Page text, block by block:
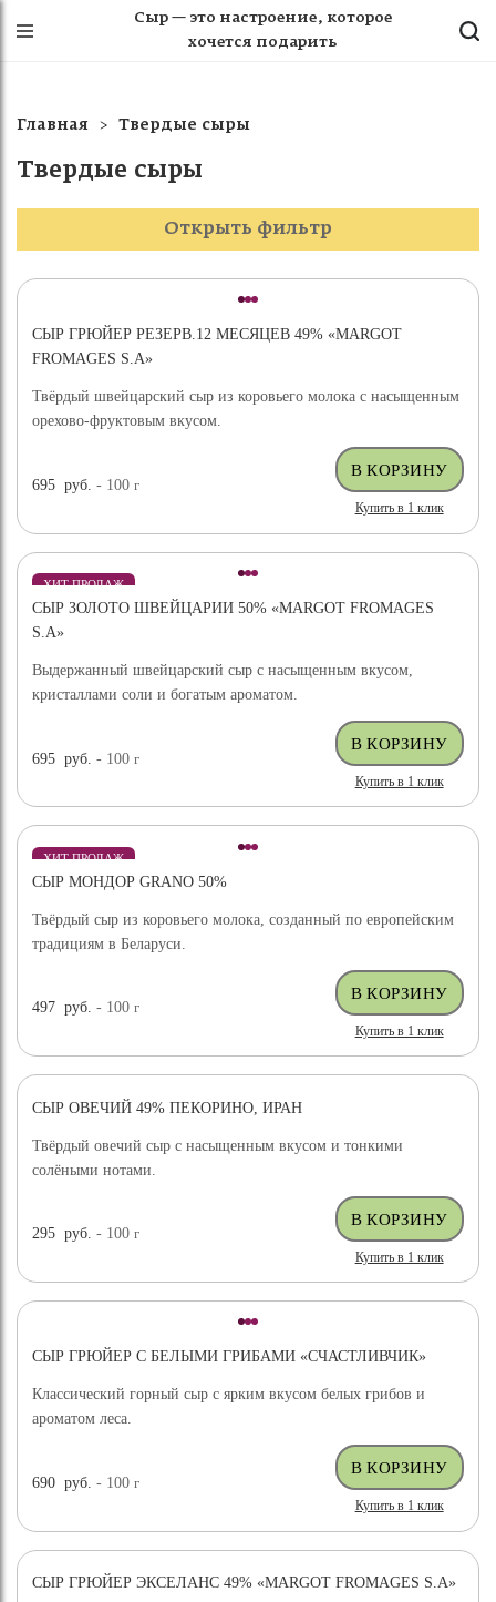
Сыр — это настроение, которое
хочется подарить
Главная Твердые сыры
Твердые сыры
Открыть фильтр
СЫР ГРЮЙЕР РЕЗЕРВ.12 МЕСЯЦЕВ 49% «MARGOT
FROMAGES S.A»
Твёрдый швейцарский сыр из коровьего молока с насыщенным
орехово-фруктовым вкусом.
695 руб. - 100г
Купить в 1 клик
ХИТ ПРОДАЖ
СЫР ЗОЛОТО ШВЕЙЦАРИИ 50% «MARGOT FROMAGES
S.A»
Выдержанный швейцарский сыр с насыщенным вкусом,
кристаллами соли и богатым ароматом.
695 руб. - 100г
Купить в 1 клик
ХИТ ПРОДАЖ
СЫР МОНДОР GRANO 50%
Твёрдый сыр из коровьего молока, созданный по европейским
традициям в Беларуси.
497 руб. - 100г
Купить в 1 клик
ХИТ ПРОДАЖ
СЫР ОВЕЧИЙ 49% ПЕКОРИНО, ИРАН
Твёрдый овечий сыр с насыщенным вкусом и тонкими
солёными нотами.
295 руб. - 100г
Купить в 1 клик
СЫР ГРЮЙЕР С БЕЛЫМИ ГРИБАМИ «СЧАСТЛИВЧИК»
Классический горный сыр с ярким вкусом белых грибов и
ароматом леса.
690 руб. - 100г
Купить в 1 клик
ХИТ ПРОДАЖ
СЫР ГРЮЙЕР ЭКСЕЛАНС 49% «MARGOT FROMAGES S.A»